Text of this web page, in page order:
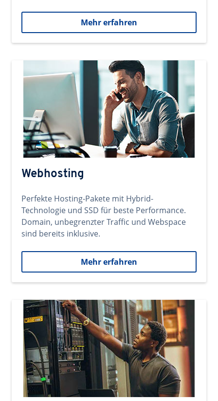
Mehr erfahren
Webhosting
Perfekte Hosting-Pakete mit Hybrid-
Technologie und SSD für beste Performance.
Domain, unbegrenzter Traffic und Webspace
sind bereits inklusive.
Mehr erfahren